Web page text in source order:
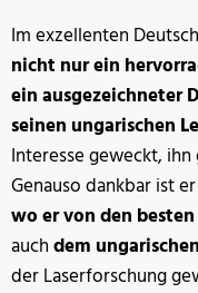
Im exzellenten
nicht nur ein
ein ausgezeichneter
seinen ungarischen
Interesse geweckt,
Genauso dankbar ist er
wo er von den
auchdem
der Laserforschung